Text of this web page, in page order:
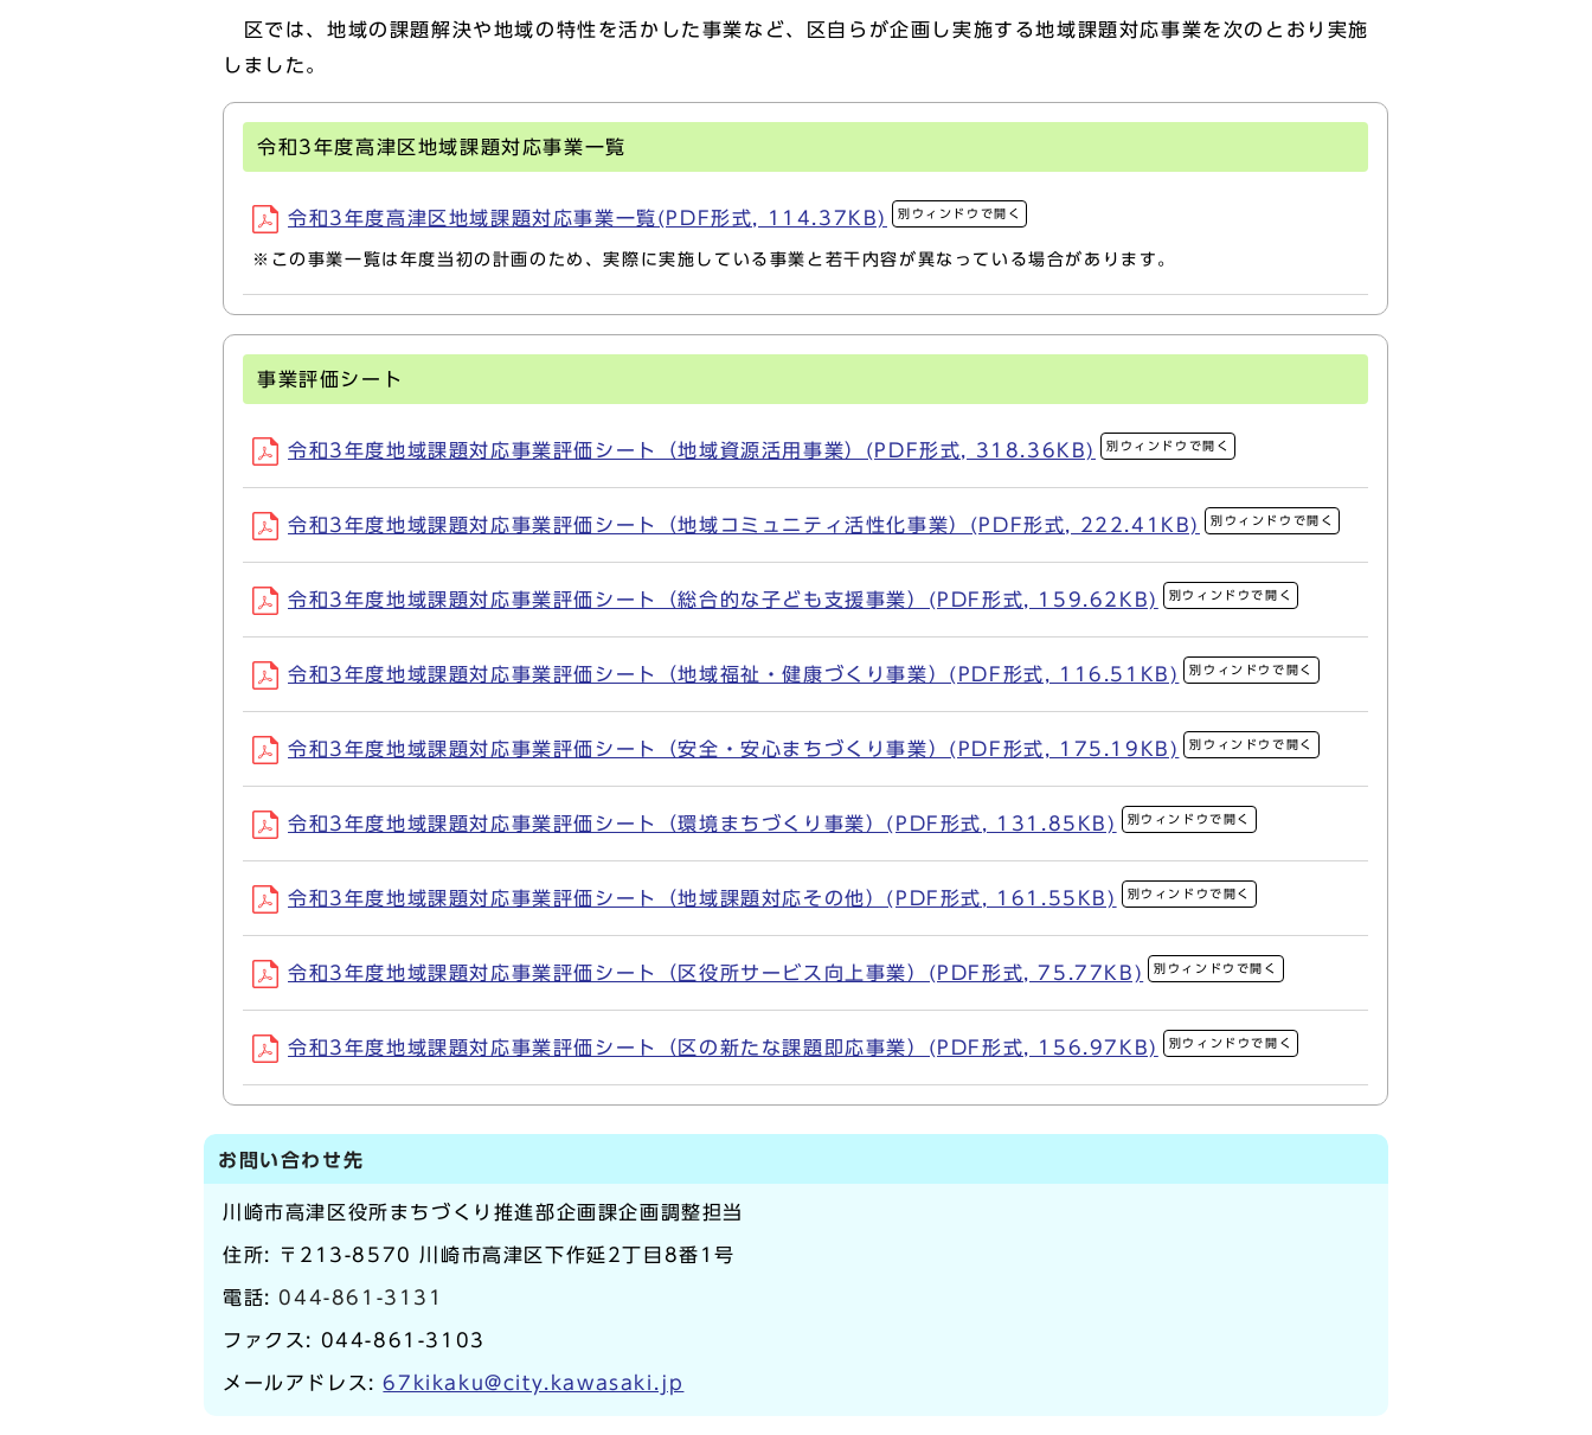
区では、地域の課題解決や地域の特性を活かした事業など、区自らが企画し実施する地域課題対応事業を次のとおり実施
しました。
令和3年度高津区地域課題対応事業一覧
令和3年度高津区地域課題対応事業一覧(PDF形式, 114.37KB) 別ウィンドウで開く
※この事業一覧は年度当初の計画のため、実際に実施している事業と若干内容が異なっている場合があります。
事業評価シート
令和3年度地域課題対応事業評価シート（地域資源活用事業）(PDF形式, 318.36KB) 別ウィンドウで開く
令和3年度地域課題対応事業評価シート（地域コミュニティ活性化事業）(PDF形式, 222.41KB) 別ウィンドウで開く
令和3年度地域課題対応事業評価シート（総合的な子ども支援事業）(PDF形式, 159.62KB) 別ウィンドウで開く
令和3年度地域課題対応事業評価シート（地域福祉・健康づくり事業）(PDF形式, 116.51KB) 別ウィンドウで開く
令和3年度地域課題対応事業評価シート（安全・安心まちづくり事業）(PDF形式, 175.19KB) 別ウィンドウで開く
令和3年度地域課題対応事業評価シート（環境まちづくり事業）(PDF形式, 131.85KB) 別ウィンドウで開く
令和3年度地域課題対応事業評価シート（地域課題対応その他）(PDF形式, 161.55KB) 別ウィンドウで開く
令和3年度地域課題対応事業評価シート（区役所サービス向上事業）(PDF形式, 75.77KB) 別ウィンドウで開く
令和3年度地域課題対応事業評価シート（区の新たな課題即応事業）(PDF形式, 156.97KB) 別ウィンドウで開く
お問い合わせ先
川崎市高津区役所まちづくり推進部企画課企画調整担当
住所: 〒213-8570 川崎市高津区下作延2丁目8番1号
電話: 044-861-3131
ファクス: 044-861-3103
メールアドレス:67kikaku@city.kawasaki.jp